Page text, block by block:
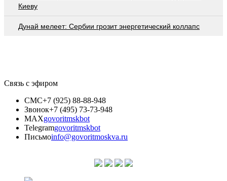
Киеву
Дунай мелеет: Сербии грозит энергетический коллапс
Связь с эфиром
СМС+7 (925) 88-88-948
Звонок+7 (495) 73-73-948
MAXgovoritmskbot
Telegramgovoritmskbot
Письмоinfo@govoritmoskva.ru